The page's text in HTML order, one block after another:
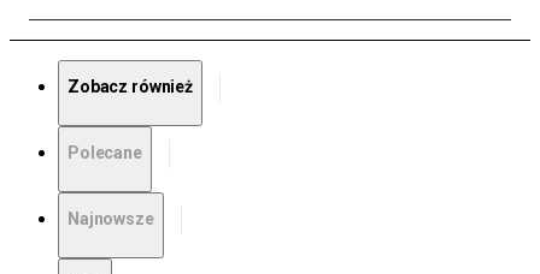
Zobacz również
Polecane
Najnowsze